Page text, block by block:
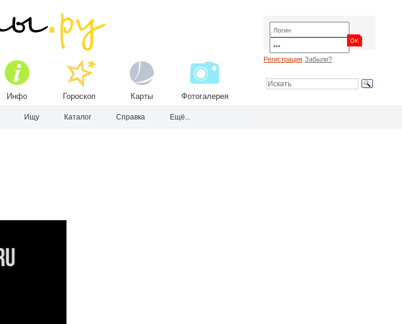
Инфо Гороскоп Карты Фотогалерея
Регистрация Забыли?
Ищу Каталог Справка Ещё...